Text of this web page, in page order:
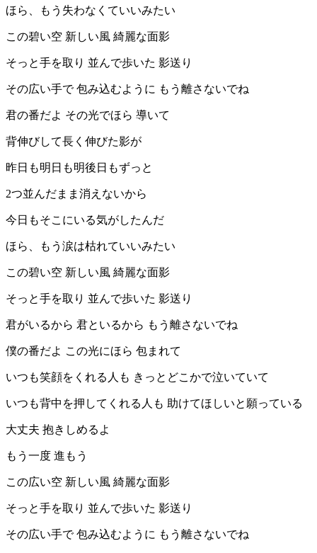
ほら、もう失わなくていいみたい
この碧い空 新しい風 綺麗な面影
そっと手を取り 並んで歩いた 影送り
その広い手で 包み込むように もう離さないでね
君の番だよ その光でほら 導いて
背伸びして長く伸びた影が
昨日も明日も明後日もずっと
2つ並んだまま消えないから
今日もそこにいる気がしたんだ
ほら、もう涙は枯れていいみたい
この碧い空 新しい風 綺麗な面影
そっと手を取り 並んで歩いた 影送り
君がいるから 君といるから もう離さないでね
僕の番だよ この光にほら 包まれて
いつも笑顔をくれる人も きっとどこかで泣いていて
いつも背中を押してくれる人も 助けてほしいと願っている
大丈夫 抱きしめるよ
もう一度 進もう
この広い空 新しい風 綺麗な面影
そっと手を取り 並んで歩いた 影送り
その広い手で 包み込むように もう離さないでね